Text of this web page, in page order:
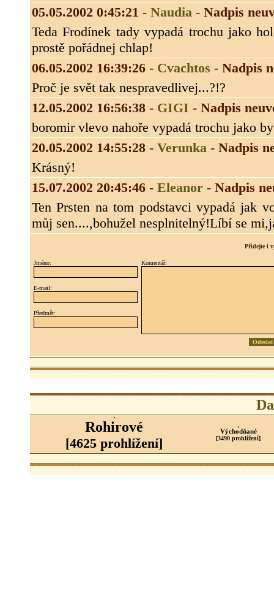
05.05.2002 0:45:21 - Naudia - Nadpis
Teda Frodínek tady vypadá trochu jako
prostě pořádnej chlap!
06.05.2002 16:39:26 - Cvachtos - Nadpis
Proč je svět tak nespravedlivej...?!?
12.05.2002 16:56:38 - GIGI - Nadpis
boromir vlevo nahoře vypadá trochu jako
20.05.2002 14:55:28 - Verunka - Nadpis
Krásný!
15.07.2002 20:45:46 - Eleanor - Nadpis
Ten Prsten na tom podstavci vypadá jak
můj sen....,bohužel nesplnitelný!Líbí se
Přidejte i
Jméno:
E-mail:
Předmět:
Komentář:
Rohirové
[4625 prohlížení]
Východňané
[3490 prohlížení]